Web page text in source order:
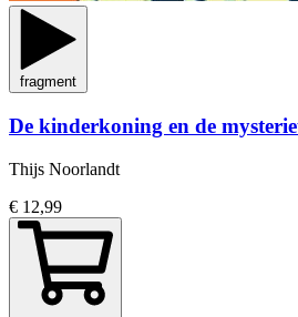
fragment
De kinderkoning en de
Thijs Noorlandt
€ 12,99